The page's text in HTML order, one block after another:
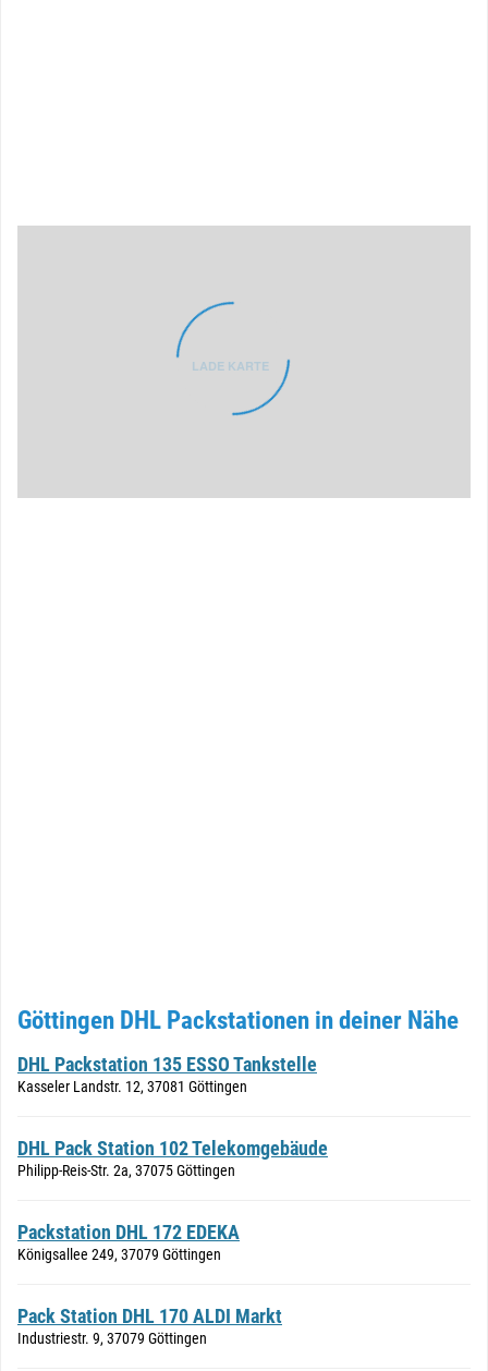
Göttingen DHL Packstationen in deiner Nähe
DHL Packstation 135 ESSO Tankstelle
Kasseler Landstr. 12, 37081 Göttingen
DHL Pack Station 102 Telekomgebäude
Philipp-Reis-Str. 2a, 37075 Göttingen
Packstation DHL 172 EDEKA
Königsallee 249, 37079 Göttingen
Pack Station DHL 170 ALDI Markt
Industriestr. 9, 37079 Göttingen